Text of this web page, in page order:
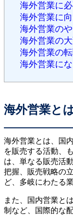
海外営業に
海外営業に
海外営業の
海外営業の
海外営業の
海外営業に
海外営業と
海外営業とは、国
を販売する活動、
は、単なる販売活
把握、販売戦略の
ど、多岐にわたる
また、国内営業と
制など、国際的な